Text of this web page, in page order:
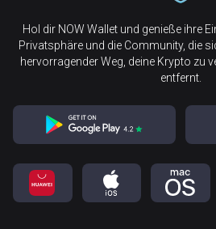
Hol dir NOW Wallet und genieße ihre
Privatsphäre und die Community, die
hervorragender Weg, deine Krypto zu
entfernt.